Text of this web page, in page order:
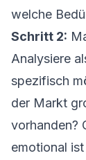
welche
Schritt 2:
Analysiere
spezifisch
der Markt
vorhanden?
emotional